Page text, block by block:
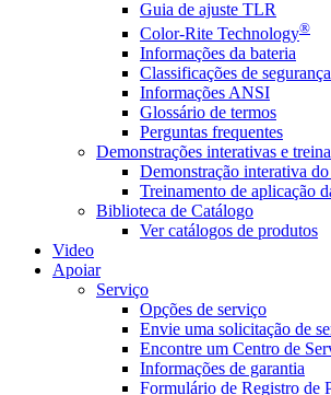
Guia de ajuste TLR
Color-Rite Technology®
Informações da bateria
Classificações de
Informações ANSI
Glossário de termos
Perguntas frequentes
Demonstrações interativas e
Demonstração interativa
Treinamento de aplicação
Biblioteca de Catálogo
Ver catálogos de produtos
Video
Apoiar
Serviço
Opções de serviço
Envie uma solicitação de
Encontre um Centro de
Informações de garantia
Formulário de Registro de